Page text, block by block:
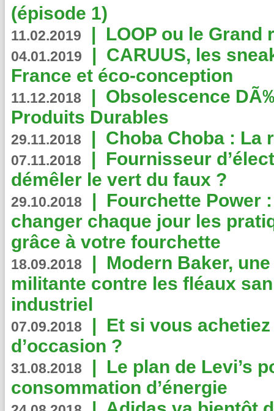
(épisode 1)
11.02.2019 | LOOP ou le Grand
04.01.2019 | CARUUS, les
France et éco-conception
11.12.2018 | Obsolescence
Produits Durables
29.11.2018 | Choba Choba : La
07.11.2018 | Fournisseur
démêler le vert du faux ?
29.10.2018 | Fourchette Power
changer chaque jour les
grâce à votre fourchette
18.09.2018 | Modern Baker,
militante contre les fléaux
industriel
07.09.2018 | Et si vous
d’occasion ?
31.08.2018 | Le plan de Levi’s
consommation d’énergie